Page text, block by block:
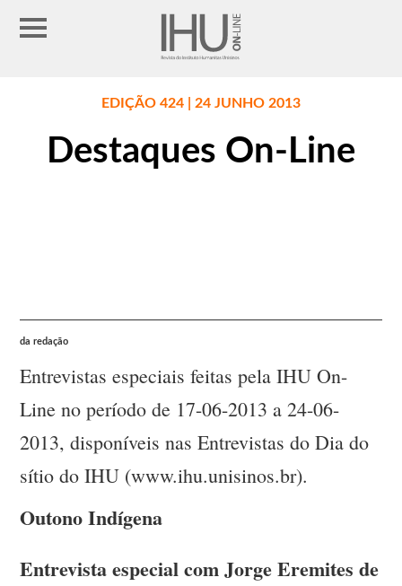
EDIÇÃO 424 | 24 JUNHO 2013
Destaques On-Line
da redação
Entrevistas especiais feitas pela IHU On-
Line no período de 17-06-2013 a 24-06-
2013, disponíveis nas Entrevistas do Dia do
sítio do IHU (www.ihu.unisinos.br).
Outono Indígena
Entrevista especial com Jorge Eremites de